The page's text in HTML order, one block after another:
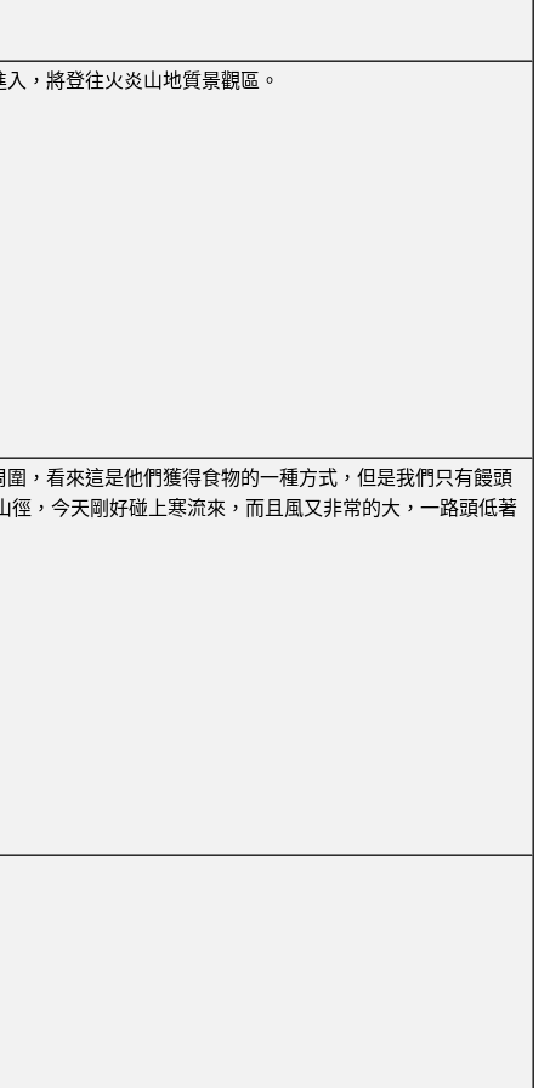
，將登往火炎山地質景觀區。
，看來這是他們獲得食物的一種方式，但是我們只有饅頭
，今天剛好碰上寒流來，而且風又非常的大，一路頭低著